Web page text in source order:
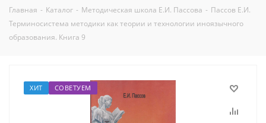
Главная - Каталог - Методическая школа Е.И. Пассова - Пассов Е.И.
Терминосистема методики как теории и технологии иноязычного
образования. Книга 9
ХИТ СОВЕТУЕМ